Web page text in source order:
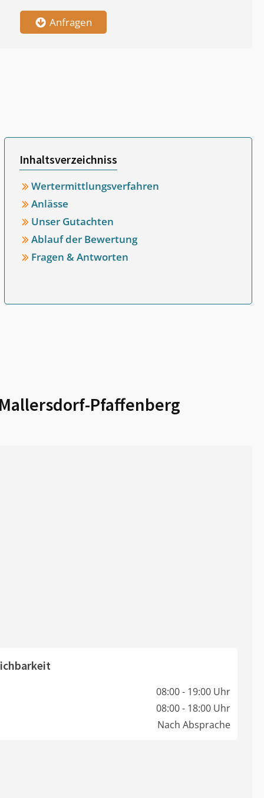
Anfragen
Inhaltsverzeichniss
Wertermittlungsverfahren
Anlässe
Unser Gutachten
Ablauf der Bewertung
Fragen & Antworten
Pfaffenberg
08:00 - 19:00 Uhr
08:00 - 18:00 Uhr
Nach Absprache